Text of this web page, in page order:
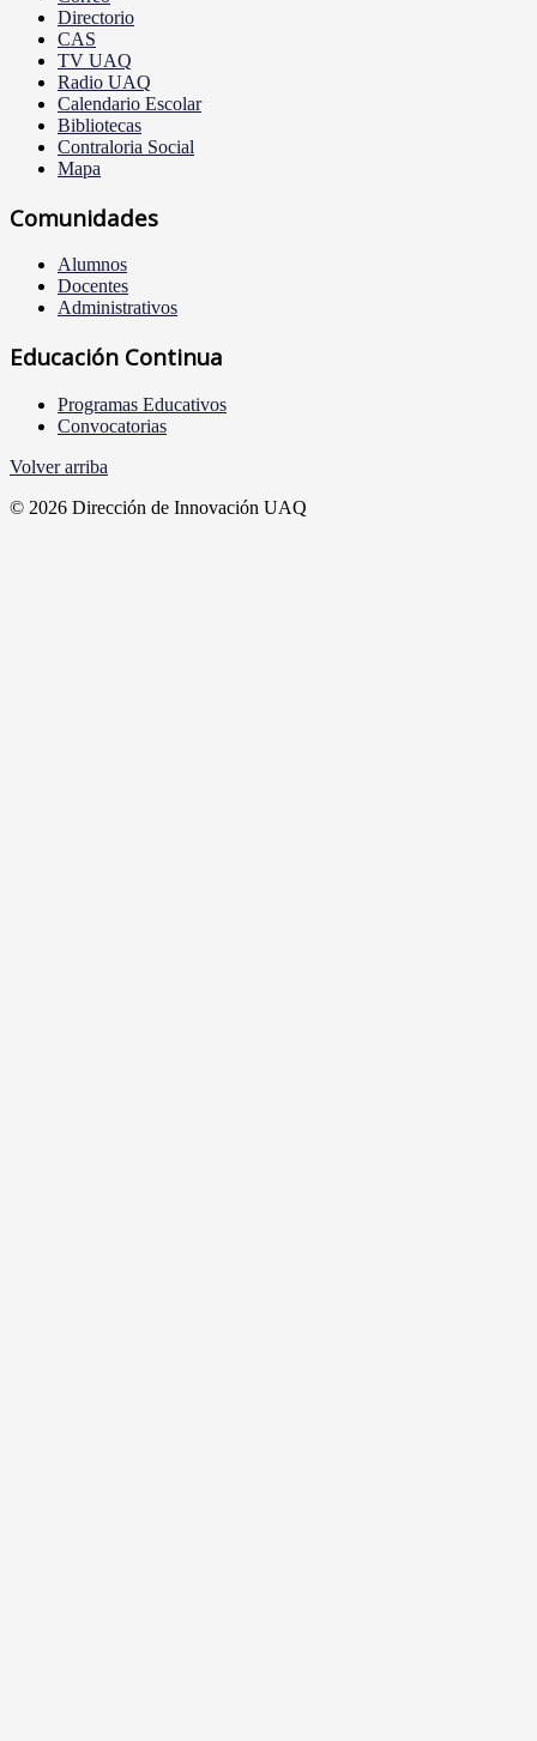
Directorio
CAS
TV UAQ
Radio UAQ
Calendario Escolar
Bibliotecas
Contraloria Social
Mapa
Comunidades
Alumnos
Docentes
Administrativos
Educación Continua
Programas Educativos
Convocatorias
Volver arriba
© 2026 Dirección de Innovación UAQ